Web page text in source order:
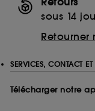
sous 14
Retourner
SERVICES, CONTACT
Télécharger notre